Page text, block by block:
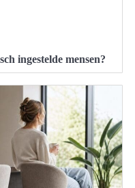
ingestelde mensen?